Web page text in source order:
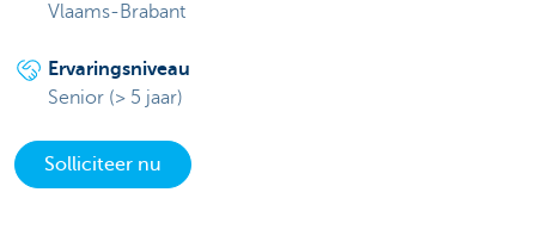
Vlaams-Brabant
Ervaringsniveau
Senior (> 5 jaar)
Solliciteer nu